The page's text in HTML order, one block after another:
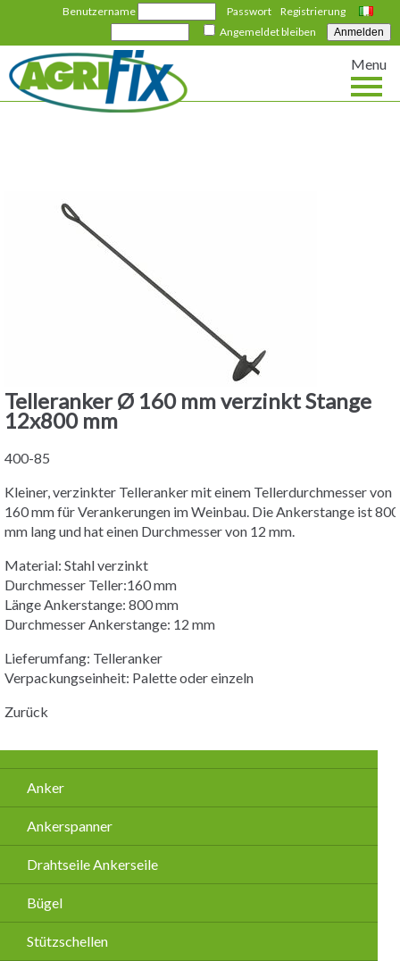
Italiano
Registrierung
Benutzername
Passwort
Angemeldet bleiben
Menu
Telleranker Ø 160 mm verzinkt Stange
12x800 mm
400-85
Kleiner, verzinkter Telleranker mit einem Tellerdurchmesser von
160 mm für Verankerungen im Weinbau. Die Ankerstange ist 800
mm lang und hat einen Durchmesser von 12 mm.
Material: Stahl verzinkt
Durchmesser Teller:160 mm
Länge Ankerstange: 800 mm
Durchmesser Ankerstange: 12 mm
Lieferumfang: Telleranker
Verpackungseinheit: Palette oder einzeln
Zurück
Navigation
überspringen
Anker
Ankerspanner
Drahtseile Ankerseile
Bügel
Stützschellen